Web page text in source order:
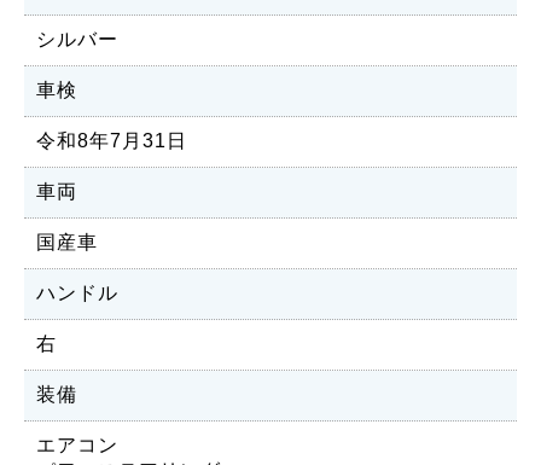
シルバー
車検
令和8年7月31日
車両
国産車
ハンドル
右
装備
エアコン